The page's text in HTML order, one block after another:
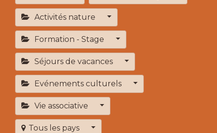
Activités nature
Formation - Stage
Séjours de vacances
Evénements culturels
Vie associative
Tous les pays